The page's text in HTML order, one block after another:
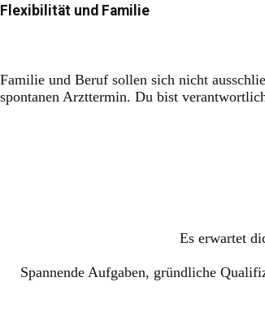
Flexibilität und Familie
Familie und Beruf sollen sich nicht
spontanen Arzttermin. Du bist
Es erwartet
Spannende Aufgaben, gründliche